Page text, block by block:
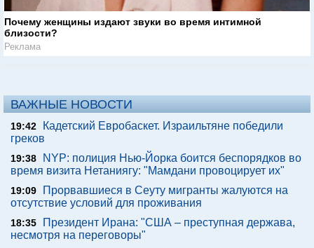
Почему женщины издают звуки во время интимной
близости?
Реклама
ВАЖНЫЕ НОВОСТИ
19:42
Кадетский Евробаскет. Израильтяне победили
греков
19:38
NYP: полиция Нью-Йорка боится беспорядков во
время визита Нетаниягу: "Мамдани провоцирует их"
19:09
Прорвавшиеся в Сеуту мигранты жалуются на
отсутствие условий для проживания
18:35
Президент Ирана: "США – преступная держава,
несмотря на переговоры"